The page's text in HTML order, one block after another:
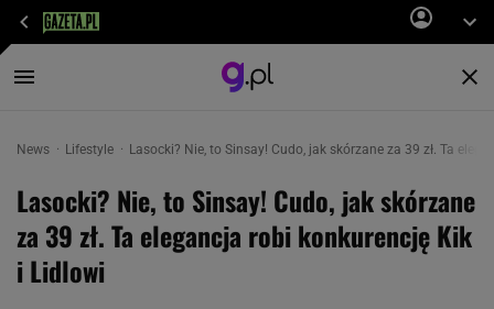
News Lifestyle Lasocki? Nie, to Sinsay! Cudo, jak skórzane za 39 zł. Ta
Lasocki? Nie, to Sinsay! Cudo, jak skórzane
za 39 zł. Ta elegancja robi konkurencję Kik
i Lidlowi